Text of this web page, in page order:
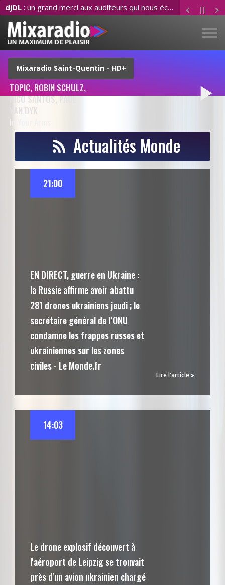
djDL : un grand merci aux auditeurs qui nous écoutent dans le monde entier. Merci pour votre soutien
TOPIC, ROBIN SCHULZ,
NICO SANTOS, PAUL
VAN DYK
In Your Arms
play_arrow
Actualités Monde
EN DIRECT, guerre en Ukraine :
la Russie affirme avoir abattu
281 drones ukrainiens jeudi ; le
secrétaire général de l’ONU
condamne les frappes russes et
ukrainiennes sur les zones
civiles - Le Monde.fr
21:00
Lire l'article
Le drone explosif découvert à
l'aéroport de Leipzig se trouvait
près d'un avion ukrainien chargé
14:03